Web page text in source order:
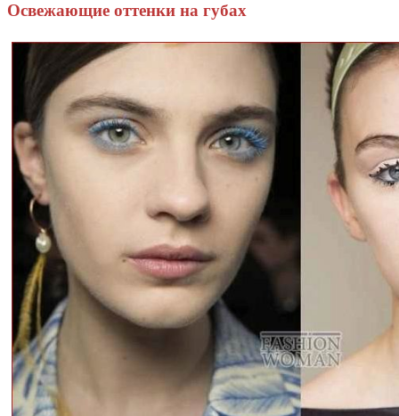
Освежающие оттенки на губах